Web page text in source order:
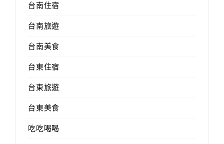
台南住宿
台南旅遊
台南美食
台東住宿
台東旅遊
台東美食
吃吃喝喝